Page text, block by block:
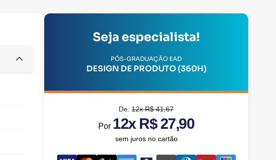
Seja especialista!
PÓS-GRADUAÇÃO EAD
DESIGN DE PRODUTO (360H)
De:12x R$ 41,67
Por 12x R$ 27,90
sem juros no cartão